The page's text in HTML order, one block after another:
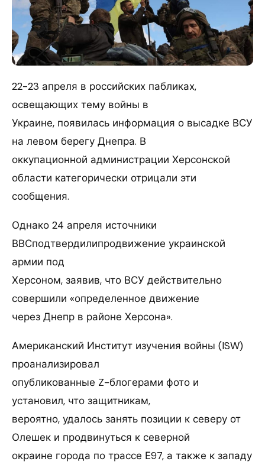
22-23 апреля в российских пабликах,
освещающих тему войны в
Украине, появилась информация о высадке ВСУ
на левом берегу Днепра. В
оккупационной администрации Херсонской
области категорически отрицали эти
сообщения.
Однако 24 апреля источники
ВВСподтвердилипродвижение украинской
армии под
Херсоном, заявив, что ВСУ действительно
совершили «определенное движение
через Днепр в районе Херсона».
Американский Институт изучения войны (ISW)
проанализировал
опубликованные Z-блогерами фото и
установил, что защитникам,
вероятно, удалось занять позиции к северу от
Олешек и продвинуться к северной
окраине города по трассе Е97, а также к западу